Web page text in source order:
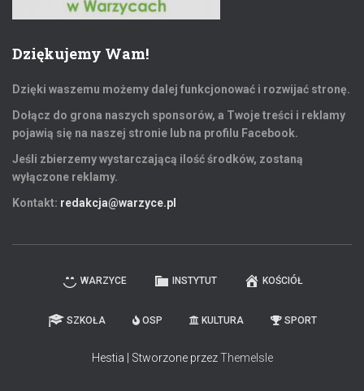
Dziękujemy Wam!
Dzięki waszemu możemy dalej funkcjonować i rozwijać stronę.
Dołącz do grona naszych sponsorów, a Twoje treści i reklamy
pojawią się na naszej stronie lub na profilu Facebook.
Jeśli zbierzemy wystarczającą ilość środków, zostaną
wyłączone reklamy.
Kontakt: redakcja@warzyce.pl
WARZYCE INSTYTUT KOŚCIÓŁ
SZKOŁA OSP KULTURA SPORT
Hestia | Stworzone przezThemeIsle